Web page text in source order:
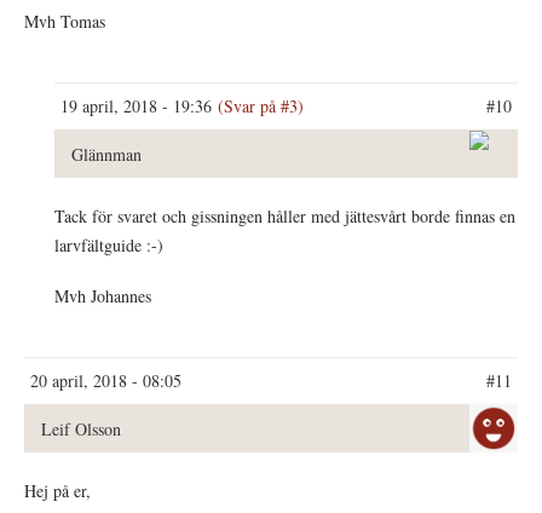
Mvh Tomas
19 april, 2018 - 19:36 (Svar på #3) #10
Glännman
Tack för svaret och gissningen håller med jättesvårt borde finnas en
larvfältguide :-)
Mvh Johannes
20 april, 2018 - 08:05 #11
Leif Olsson
Hej på er,